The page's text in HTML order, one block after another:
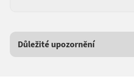
Důležité upozornění